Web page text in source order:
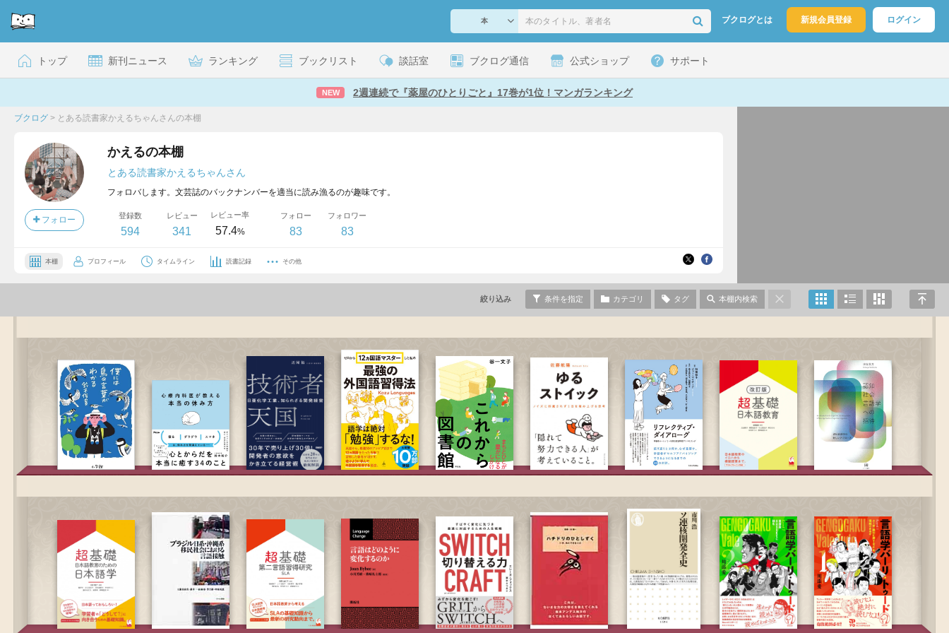
ブクログとは 新規会員登録 ログイン
トップ 新刊ニュース ランキング ブックリスト 談話室 ブクログ通信 公式ショップ サポート
NEW 2週連続で『薬屋のひとりごと』17巻が1位！マンガランキング
ブクログ > とある読書家かえるちゃんさんの本棚
フォロー
かえるの本棚
とある読書家かえるちゃんさん
フォロバします。文芸誌のバックナンバーを適当に読み漁るのが趣味です。
登録数
594
レビュー
341
レビュー率
57.4%
フォロー
83
フォロワー
83
本棚 プロフィール タイムライン 読書記録 その他
絞り込み 条件を指定 カテゴリ タグ 本棚内検索